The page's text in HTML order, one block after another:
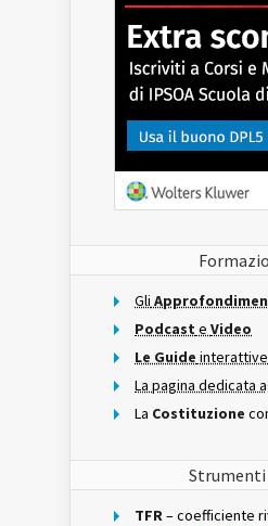
Gli
Podcast e Video
Le Guide interattive
La pagina dedicata
La Costituzione
TFR– coefficiente